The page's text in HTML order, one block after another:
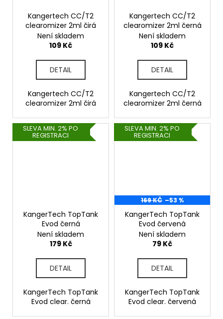
Kangertech CC/T2
clearomizer 2ml čirá
Není skladem
109 Kč
DETAIL
Kangertech CC/T2
clearomizer 2ml čirá
Kangertech CC/T2
clearomizer 2ml černá
Není skladem
109 Kč
DETAIL
Kangertech CC/T2
clearomizer 2ml černá
SLEVA MIN. 2% PO
REGISTRACI
KangerTech TopTank
Evod černá
Není skladem
179 Kč
DETAIL
KangerTech TopTank
Evod clear. černá
SLEVA MIN. 2% PO
REGISTRACI
169 KČ –53 %
KangerTech TopTank
Evod červená
Není skladem
79 Kč
DETAIL
KangerTech TopTank
Evod clear. červená